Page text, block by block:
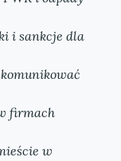
i sankcje dla
firmach
w